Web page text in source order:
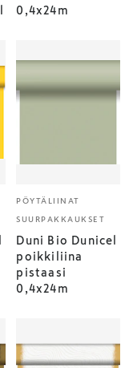
0,4x24m
PÖYTÄLIINAT
SUURPAKKAUKSET
Duni Bio Dunicel
poikkiliina
pistaasi
0,4x24m